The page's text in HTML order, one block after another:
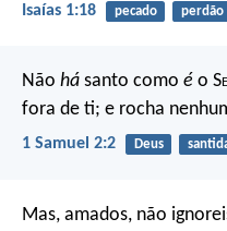
Isaías 1:18 pecado perdão
Não há santo como é o S
fora de ti; e rocha
1 Samuel 2:2 Deus
Mas, amados, não